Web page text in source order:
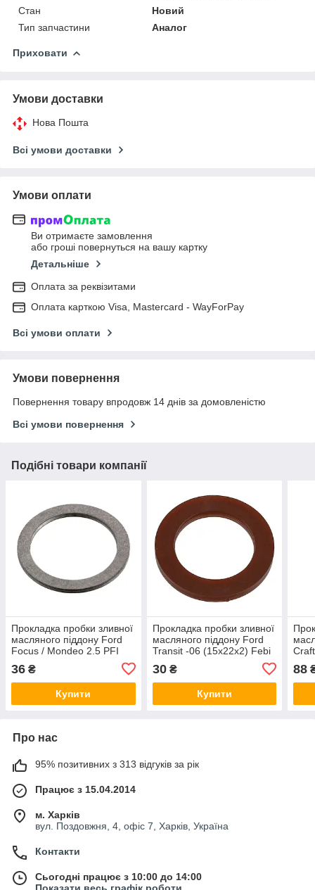
Стан
Новий
Тип запчастини
Аналог
Приховати
Умови доставки
Нова Пошта
Всі умови доставки
Умови оплати
Ви отримаєте замовлення
або гроші повернуться на вашу картку
Детальніше
Оплата за реквізитами
Оплата карткою Visa, Mastercard - WayForPay
Всі умови оплати
Умови повернення
Повернення товару впродовж 14 днів за домовленістю
Всі умови повернення
Подібні товари компанії
Прокладка пробки зливної
масляного піддону Ford
Focus / Mondeo 2.5 PFI
Bilstein 22149
36 ₴
Купити
Прокладка пробки зливної
масляного піддону Ford
Transit -06 (15x22x2) Febi
30₴
Купити
88
Про нас
95% позитивних з 313 відгуків за рік
Працює з 15.04.2014
м. Харків
вул. Поздовжня, 4, офіс 7, Харків, Україна
Контакти
Сьогодні працює з 10:00 до 14:00